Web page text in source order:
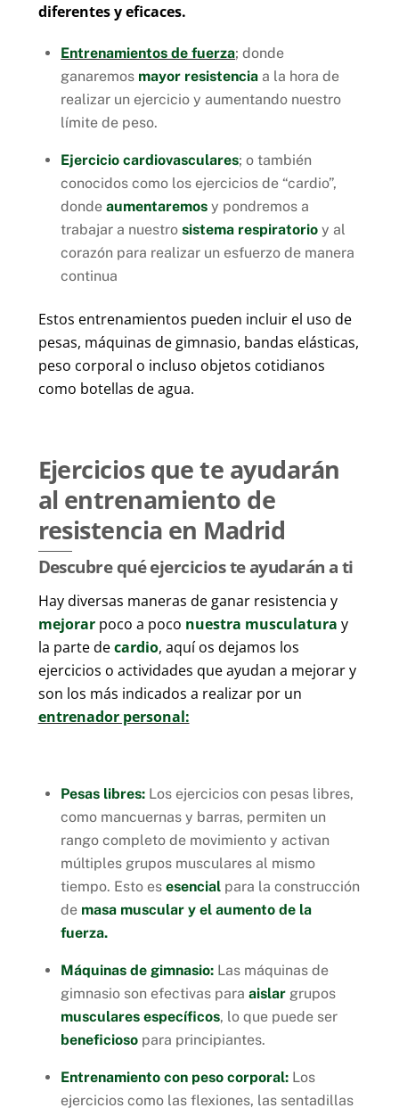
diferentes y eficaces.
Entrenamientos de fuerza; donde
ganaremos mayor resistencia a la hora de
realizar un ejercicio y aumentando nuestro
límite de peso.
Ejercicio cardiovasculares; o también
conocidos como los ejercicios de “cardio”,
dondeaumentaremos y pondremos a
trabajar a nuestro sistema respiratorio y al
corazón para realizar un esfuerzo de manera
continua
Estos entrenamientos pueden incluir el uso de
pesas, máquinas de gimnasio, bandas elásticas,
peso corporal o incluso objetos cotidianos
como botellas de agua.
Ejercicios que te ayudarán
al entrenamiento de
resistencia en Madrid
Descubre qué ejercicios te ayudarán a ti
Hay diversas maneras de ganar resistencia y
mejorarpoco a poco nuestra musculatura y
la parte decardio, aquí os dejamos los
ejercicios o actividades que ayudan a mejorar y
son los más indicados a realizar por un
entrenador personal:
Pesas libres: Los ejercicios con pesas libres,
como mancuernas y barras, permiten un
rango completo de movimiento y activan
múltiples grupos musculares al mismo
tiempo. Esto esesencial para la construcción
de masa muscular y el aumento de la
fuerza.
Máquinas de gimnasio: Las máquinas de
gimnasio son efectivas paraaislar grupos
musculares específicos, lo que puede ser
beneficioso para principiantes.
Entrenamiento con peso corporal: Los
ejercicios como las flexiones, las sentadillas